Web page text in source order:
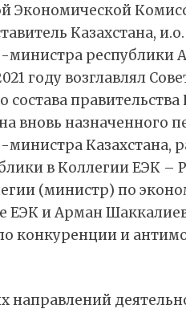
Экономической
Казахстана,
министра республики
году возглавлял
правительства
вновь назначенного
Казахстана,
в Коллегии ЕЭК –
(министр) по
ЕЭК и Арман
конкуренции и
направлений